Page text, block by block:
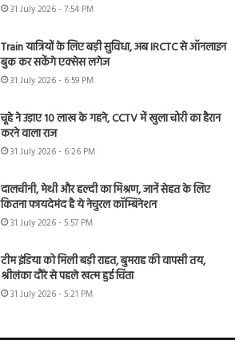
31 July 2026 - 7:54 PM
Train यात्रियों के लिए बड़ी सुविधा, अब IRCTC से ऑनलाइन
बुक कर सकेंगे एक्सेस लगेज
31 July 2026 - 6:59 PM
चूहे ने उड़ाए 10 लाख के गहने, CCTV में खुला चोरी का हैरान
करने वाला राज
31 July 2026 - 6:26 PM
दालचीनी, मेथी और हल्दी का मिश्रण, जानें सेहत के लिए
कितना फायदेमंद है ये नेचुरल कॉम्बिनेशन
31 July 2026 - 5:57 PM
टीम इंडिया को मिली बड़ी राहत, बुमराह की वापसी तय,
श्रीलंका दौरे से पहले खत्म हुई चिंता
31 July 2026 - 5:21 PM